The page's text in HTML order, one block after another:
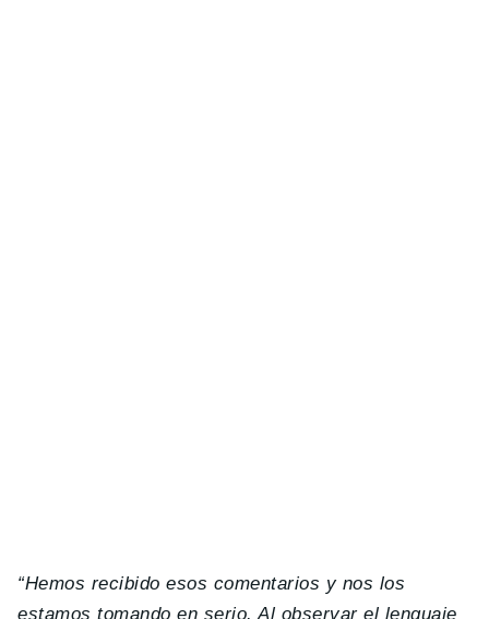
“Hemos recibido esos comentarios y nos los
estamos tomando en serio. Al observar el lenguaje